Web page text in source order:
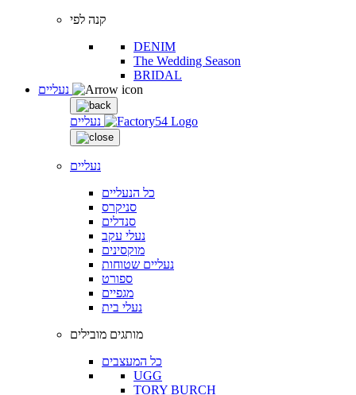
קנה לפי
DENIM
The Wedding Season
BRIDAL
נעליים
נעליים
כל הנעליים
סניקרס
סנדלים
נעלי עקב
מוקסינים
נעליים שטוחות
ספורט
מגפיים
נעלי בית
מותגים מובילים
כל המעצבים
UGG
TORY BURCH